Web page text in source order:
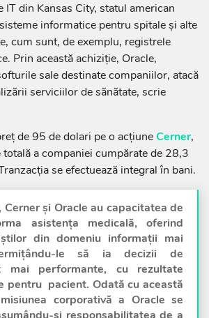
IT din Kansas City, statul american
informatice pentru spitale și alte
cum sunt, de exemplu, registrele
Prin această achiziție, Oracle,
sale destinate companiilor, atacă
serviciilor de sănătate, scrie
de 95 de dolari pe o acțiuneCerner,
a companiei cumpărate de 28,3
se efectuează integral în bani.
Cerner și Oracle au capacitatea de
asistența medicală, oferind
din domeniu informații mai
le să ia decizii de
mai performante, cu rezultate
pentru pacient. Odată cu această
corporativă a Oracle se